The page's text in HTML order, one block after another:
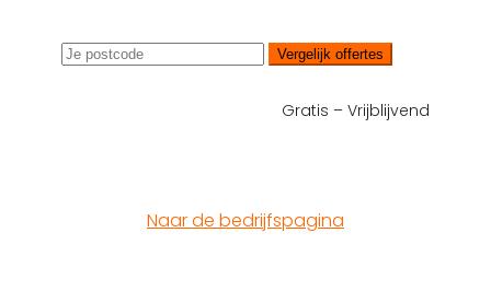
Vergelijk offertes
Gratis – Vrijblijvend
Naar de bedrijfspagina